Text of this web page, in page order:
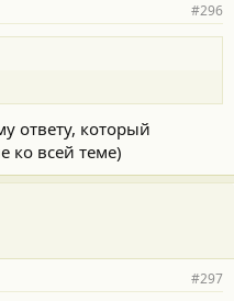
#296
ответу, который
ко всей теме)
#297